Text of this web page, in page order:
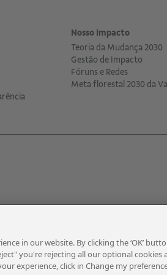
Nosso Impacto
Teoria da Mudança 2030
Gestão de Impacto
Fóruns e Redes
Meta florestal 2030 da
A
no
in our website. By clicking the ‘OK’
you're rejecting all our optional cookies
experience, click in Change my